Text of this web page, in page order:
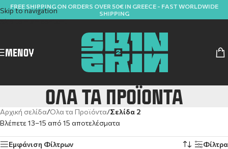
Skip to navigation
Skip to main content
FREE SHIPPING ON ORDERS OVER 50€ IN GREECE - FAST WORLDWIDE
SHIPPING
ΜΕΝΟΎ
ΌΛΑ ΤΑ ΠΡΟΪΌΝΤΑ
Αρχική σελίδα/Όλα τα Προϊόντα/Σελίδα 2
Βλέπετε 13–15 από 15 αποτελέσματα
Εμφάνιση Φίλτρων Φίλτρα